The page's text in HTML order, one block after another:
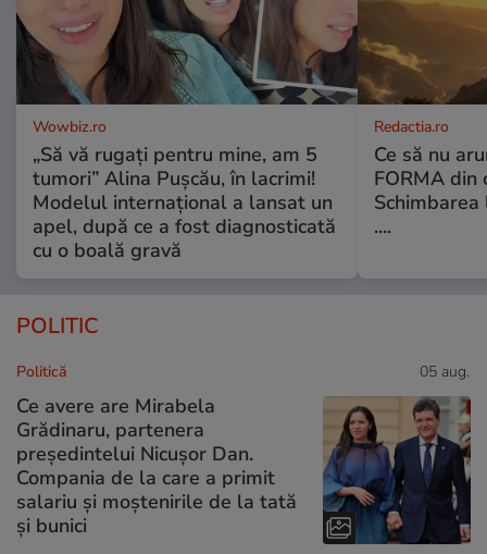
Wowbiz.ro
„Să vă rugați pentru mine, am 5
tumori” Alina Pușcău, în lacrimi!
Modelul internațional a lansat un
apel, după ce a fost diagnosticată
cu o boală gravă
Redactia.ro
Ce să nu
FORMA din
Schimbarea
....
POLITIC
Politică 05 aug.
Ce avere are Mirabela
Grădinaru, partenera
președintelui Nicușor Dan.
Compania de la care a primit
salariu și moștenirile de la tată
și bunici